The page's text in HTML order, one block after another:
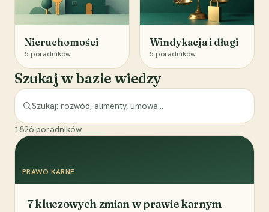
Nieruchomości
5 poradników
Windykacja i długi
5 poradników
Szukaj w bazie wiedzy
1826 poradników
PRAWO KARNE
7 kluczowych zmian w prawie karnym